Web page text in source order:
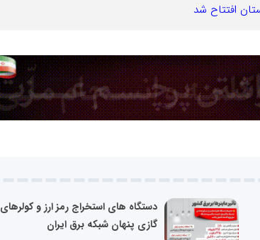
دستگاه های استخراج رمز ارز و کولرهای
گازی پنهان شبکه برق ایران